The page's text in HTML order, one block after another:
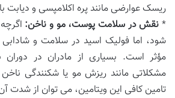
ریسک عوارضی مانند پره اکلامپسی و دیابت
* نقش در سلامت پوست، مو و ناخن:
شود، اما فولیک اسید در سلامت و
مؤثر است. بسیاری از مادران در دوران
مشکلاتی مانند ریزش مو یا شکنندگی
تامین کافی این ویتامین، می توان از شدت